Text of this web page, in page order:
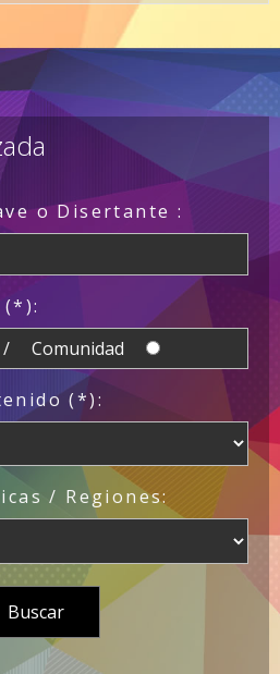
o Disertante :
/ Comunidad
(*):
/ Regiones: